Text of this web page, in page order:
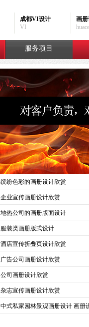
成都VI设计
VI
画
huace
服务项目
缤纷色彩的画册设计欣赏
企业宣传画册设计欣赏
地热公司的画册版面设计
服装类画册版式设计
酒店宣传折叠页设计欣赏
广告公司画册设计欣赏
公司画册设计欣赏
杂志宣传画册设计欣赏
中式私家园林景观画册设计 画册